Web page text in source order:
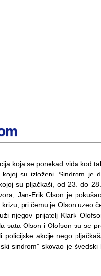
koja se ponekad viđa kod
su izloženi. Sindrom je
su pljačkaši, od 23. do
Jan-Erik Olson je
pri čemu je Olson uzeo
njegov prijatelj Klark
sata Olson i Olofson su se
policijske akcije nego
sindrom” skovao je